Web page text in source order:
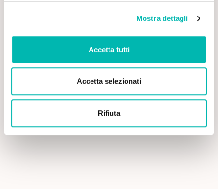
Mostra dettagli
Accetta tutti
Accetta selezionati
Rifiuta